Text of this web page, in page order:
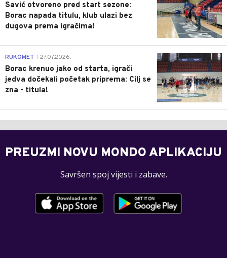
Savić otvoreno pred start sezone:
Borac napada titulu, klub ulazi bez
dugova prema igračima!
0
RUKOMET 27.07.2026.
Borac krenuo jako od starta, igrači
jedva dočekali početak priprema: Cilj se
zna - titula!
PREUZMI NOVU MONDO APLIKACIJU
Savršen spoj vijesti i zabave.